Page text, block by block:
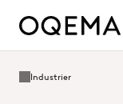
Industrier